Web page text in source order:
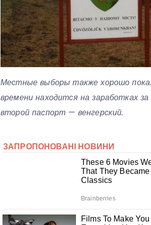
Местные выборы также хорошо
времени находится на заработках
второй паспорт — венгерский.